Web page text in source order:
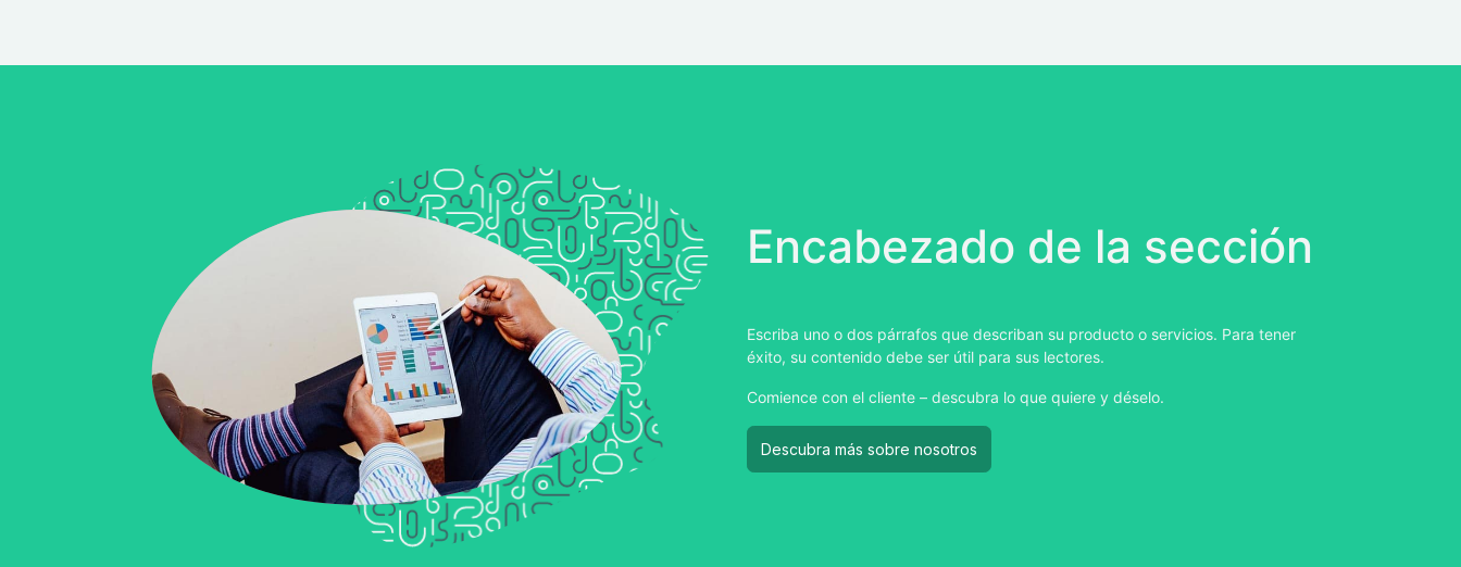
Encabezado de la sección
Escriba uno o dos párrafos que describan su producto o servicios. Para tener
éxito, su contenido debe ser útil para sus lectores.
Comience con el cliente – descubra lo que quiere y déselo.
Descubra más sobre nosotros